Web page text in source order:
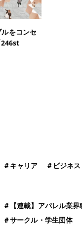
をコンセ
246st
＃キャリア ＃ ビジネス
＃ 【連載】アパレル業
＃サークル・学生団体